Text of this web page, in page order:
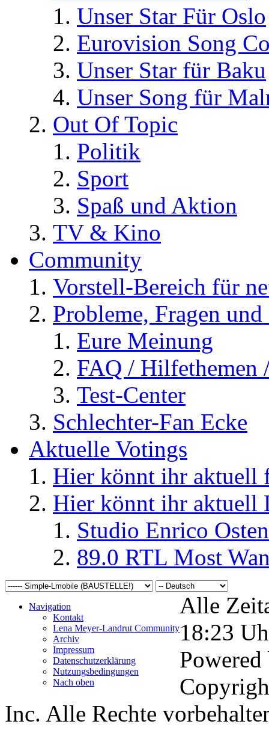
Unser Star Für Oslo
Eurovision Song
Unser Star für Baku
Unser Song für
Out Of Topic
Politik
Sport
Spaß und Aktion
TV & Kino
Community
Vorstell-Bereich für
Probleme, Fragen
Eure Meinung
FAQ / Hilfethemen
Test-Center
Schlechter-Fan Ecke
Aktuelle Votings
Hier könnt ihr aktuell
Hier könnt ihr aktuell
Studio Enrico
89.0 RTL Most
Navigation
Kontakt
Lena Meyer-Landrut Community
Archiv
Impressum
Datenschutzerklärung
Nutzungsbedingungen
Nach oben
Alle
18:23
Inc. Alle Rechte